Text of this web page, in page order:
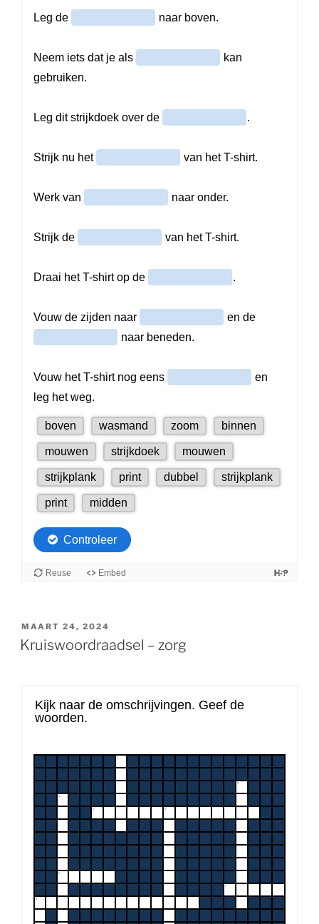
GEPLAATST
OP
MAART 24, 2024
Kruiswoordraadsel – zorg